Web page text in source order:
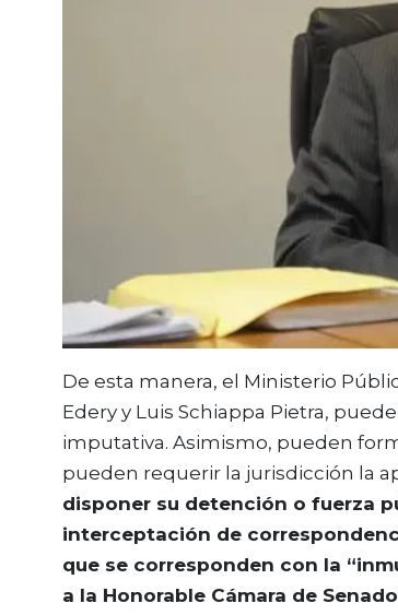
De esta manera, el Ministerio
Edery y Luis Schiappa Pietra,
imputativa. Asimismo, pueden
pueden requerir la jurisdicción la
disponer su detención o fuerza
interceptación de
que se corresponden con la
a la Honorable Cámara de